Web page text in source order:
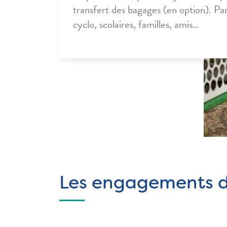
transfert des bagages (en option).
cyclo, scolaires, familles, amis…
Les engagements